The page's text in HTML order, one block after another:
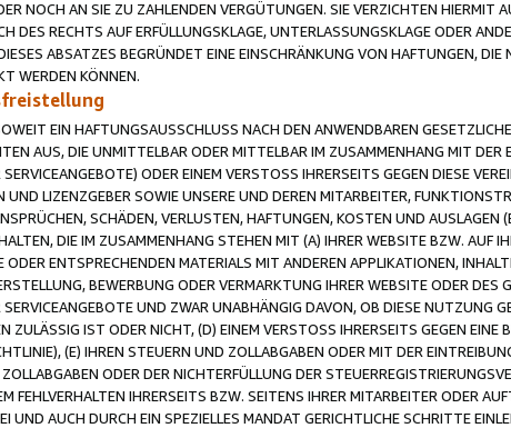
NOCH AN SIE ZU ZAHLENDEN VERGÜTUNGEN. SIE VERZICHTEN HIERMIT
DES RECHTS AUF ERFÜLLUNGSKLAGE, UNTERLASSUNGSKLAGE ODER
ABSATZES BEGRÜNDET EINE EINSCHRÄNKUNG VON HAFTUNGEN,
WERDEN KÖNNEN.
EIN HAFTUNGSAUSSCHLUSS NACH DEN ANWENDBAREN
AUS, DIE UNMITTELBAR ODER MITTELBAR IM ZUSAMMENHANG MIT DER
ODER EINEM VERSTOSS IHRERSEITS GEGEN DIESE
UND LIZENZGEBER SOWIE UNSERE UND DEREN MITARBEITER,
SCHÄDEN, VERLUSTEN, HAFTUNGEN, KOSTEN UND AUSLAGEN
DIE IM ZUSAMMENHANG STEHEN MIT (A) IHRER WEBSITE BZW. AUF
ODER ENTSPRECHENDEN MATERIALS MIT ANDEREN APPLIKATIONEN,
BEWERBUNG ODER VERMARKTUNG IHRER WEBSITE ODER DES
UND ZWAR UNABHÄNGIG DAVON, OB DIESE NUTZUNG
ZULÄSSIG IST ODER NICHT, (D) EINEM VERSTOSS IHRERSEITS GEGEN EINE
(E) IHREN STEUERN UND ZOLLABGABEN ODER MIT DER
ODER DER NICHTERFÜLLUNG DER
FEHLVERHALTEN IHRERSEITS BZW. SEITENS IHRER MITARBEITER ODER
UND AUCH DURCH EIN SPEZIELLES MANDAT GERICHTLICHE SCHRITTE